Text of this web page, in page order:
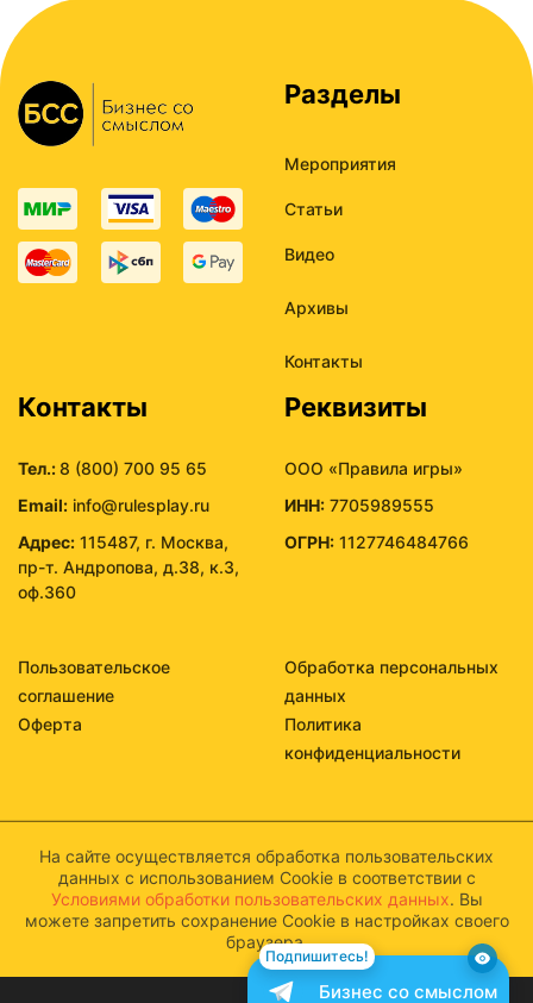
Разделы
Мероприятия
Статьи
Видео
Архивы
Контакты
Контакты
Тел.:8 (800) 700 95 65
Email: info@rulesplay.ru
Адрес: 115487, г. Москва,
пр-т. Андропова, д.38, к.3,
оф.360
Реквизиты
ООО «Правила игры»
ИНН: 7705989555
ОГРН: 1127746484766
Пользовательское
соглашение
Обработка персональных
данных
Оферта
Политика
конфиденциальности
На сайте осуществляется обработка пользовательских
данных с использованием Cookie в соответствии с
Условиями обработки пользовательских данных. Вы
можете запретить сохранение Cookie в настройках своего
браузера.
Бизнес со смыслом
Подпишитесь!